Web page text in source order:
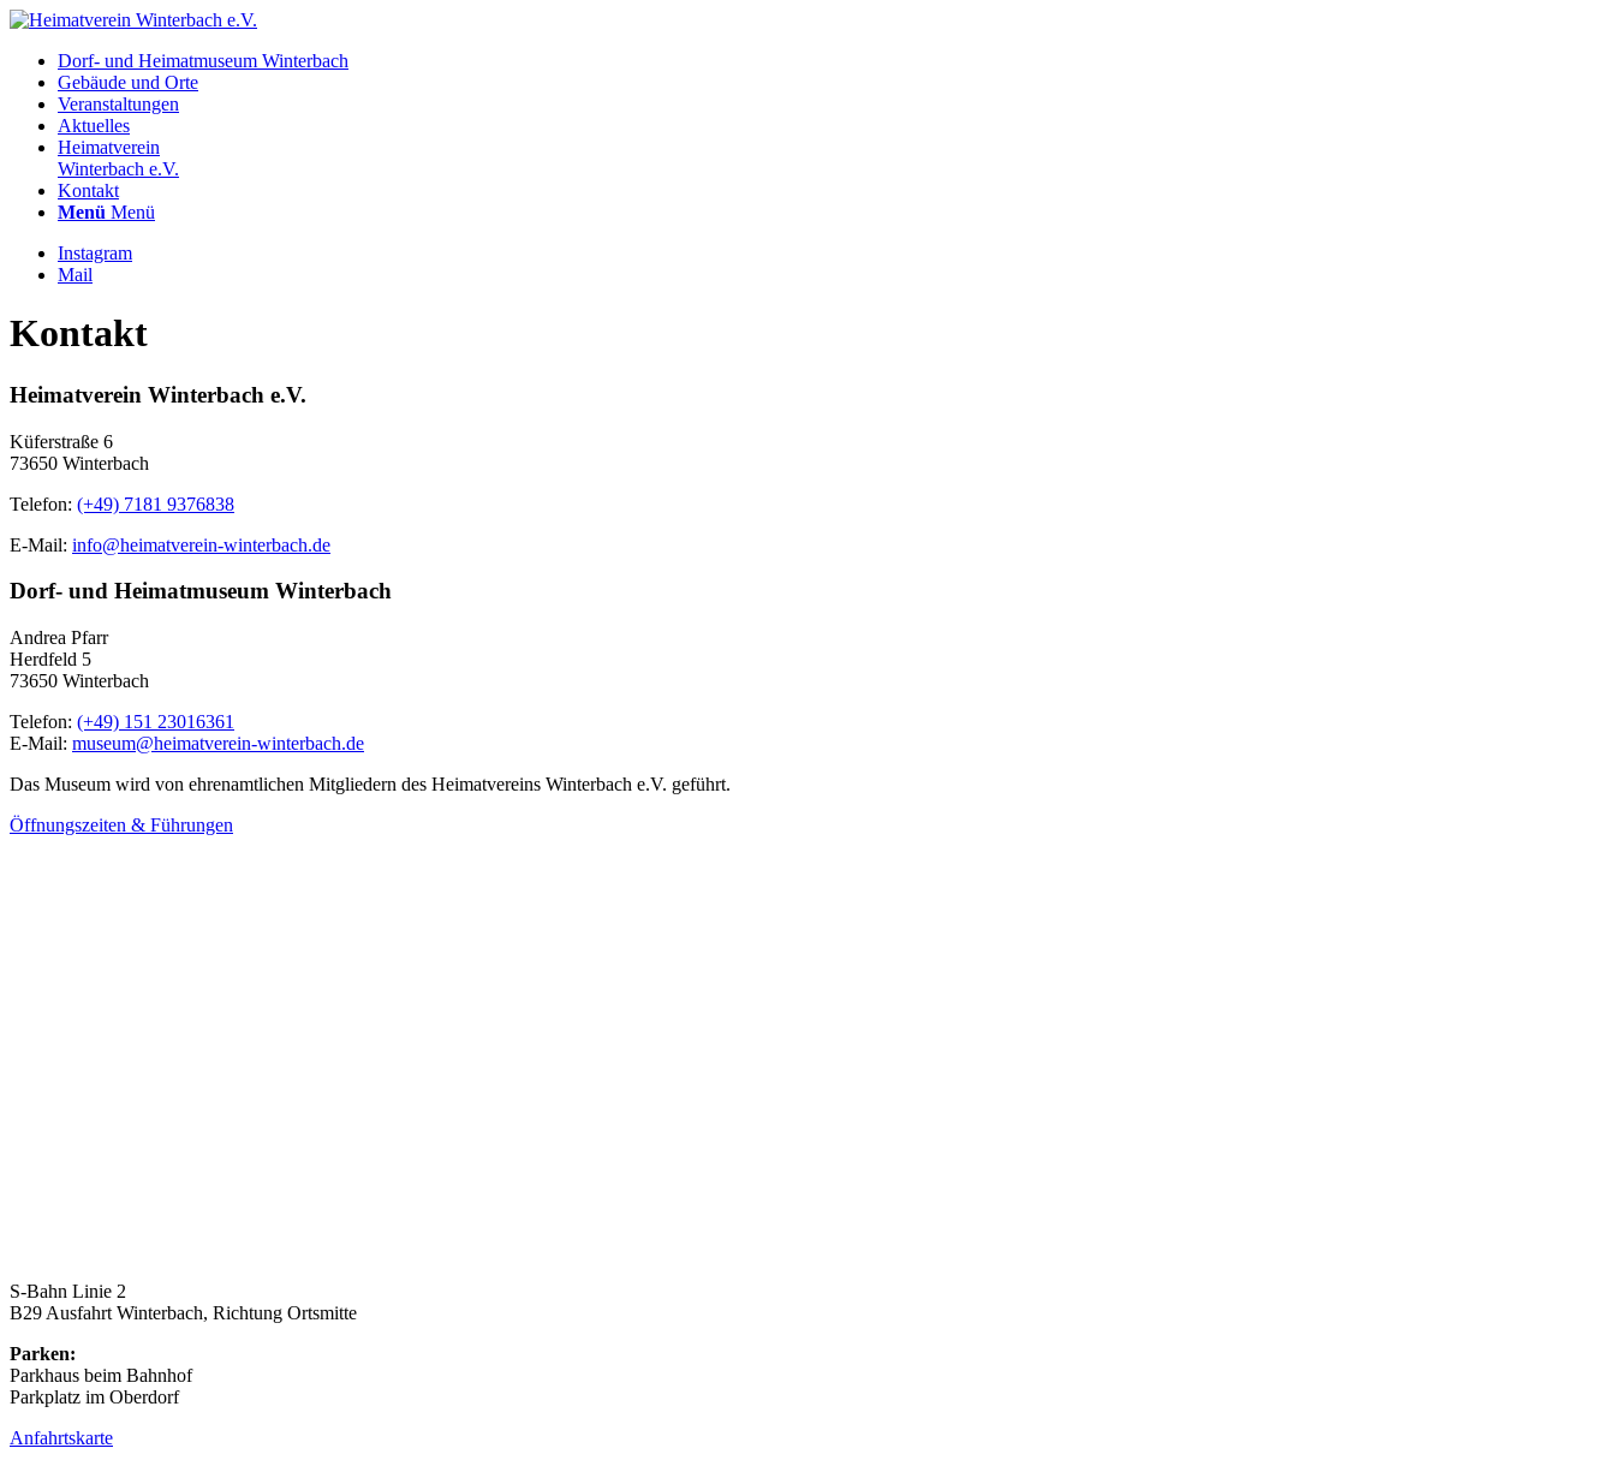
Dorf- und Heimatmuseum Winterbach
Gebäude und Orte
Veranstaltungen
Aktuelles
Heimatverein
Winterbach e.V.
Kontakt
Menü Menü
Instagram
Mail
Kontakt
Heimatverein Winterbach e.V.
Küferstraße 6
73650 Winterbach
Telefon: (+49) 7181 9376838
E-Mail: info@heimatverein-winterbach.de
Dorf- und Heimatmuseum Winterbach
Andrea Pfarr
Herdfeld 5
73650 Winterbach
Telefon: (+49) 151 23016361
E-Mail: museum@heimatverein-winterbach.de
Das Museum wird von ehrenamtlichen Mitgliedern des Heimatvereins Winterbach e.V. geführt.
Öffnungszeiten & Führungen
S-Bahn Linie 2
B29 Ausfahrt Winterbach, Richtung Ortsmitte
Parken:
Parkhaus beim Bahnhof
Parkplatz im Oberdorf
Anfahrtskarte